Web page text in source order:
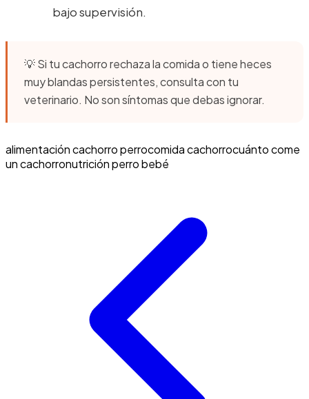
bajo supervisión.
💡 Si tu cachorro rechaza la comida o tiene heces
muy blandas persistentes, consulta con tu
veterinario. No son síntomas que debas ignorar.
alimentación cachorro perrocomida cachorrocuánto come
un cachorronutrición perro bebé